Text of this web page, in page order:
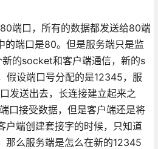
端口，所有的数据都发送给80端
的端口是80。但是服务端只是监
的socket和客户端通信，新的s
假设端口号分配的是12345，服
发送出去，长连接建立起来之
口接受数据，但是客户端还是将
户端创建套接字的时候，只知道
那么服务端是怎么在新的12345